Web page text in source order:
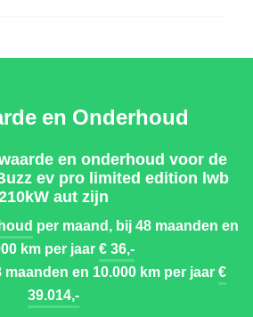
en Onderhoud
en onderhoud voor de
ev pro limited edition lwb
aut zijn
per maand, bij 48 maanden en
km per jaar€ 36,-
en 10.000 km per jaar€
39.014,-